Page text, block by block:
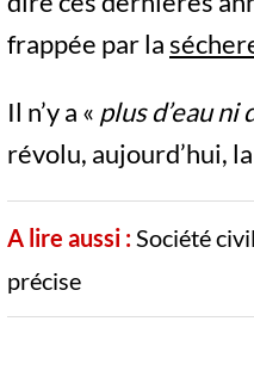
frappée par la
Il n’y a « plus d’eau ni
révolu, aujourd’hui,
A lire aussi : Société
précise